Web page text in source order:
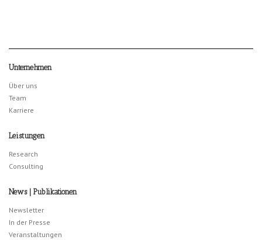
Unternehmen
Über uns
Team
Karriere
Leistungen
Research
Consulting
News | Publikationen
Newsletter
In der Presse
Veranstaltungen